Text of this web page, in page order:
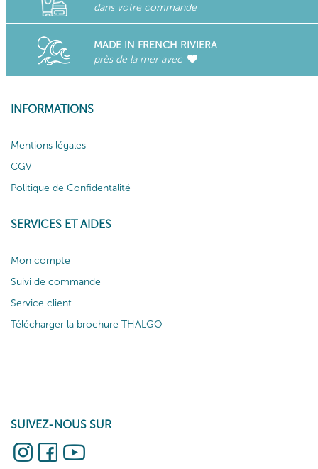
dans votre commande
MADE IN FRENCH RIVIERA
près de la mer avec
INFORMATIONS
Mentions légales
CGV
Politique de Confidentalité
SERVICES ET AIDES
Mon compte
Suivi de commande
Service client
Télécharger la brochure THALGO
SUIVEZ-NOUS SUR